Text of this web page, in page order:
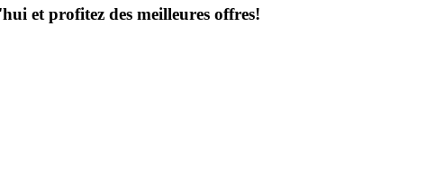
et profitez des meilleures offres!